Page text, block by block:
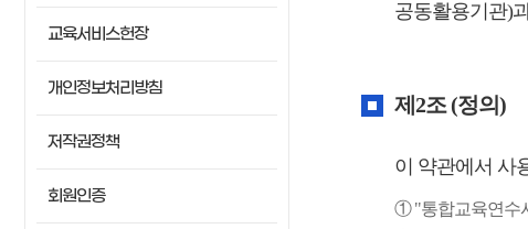
교육서비스헌장
개인정보처리방침
저작권정책
회원인증
공동활용기관)
제2조 (정의)
이 약관에서 사
① "통합교육연수